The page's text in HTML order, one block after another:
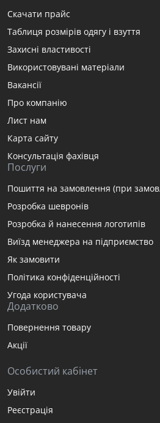
Скачати прайс
Таблиця розмірів одягу і взуття
Захисні властивості
Використовувані матеріали
Вакансії
Про компанію
Лист нам
Карта сайту
Консультація фахівця
Послуги
Пошиття на замовлення (при
Розробка шевронів
Розробка й нанесення логотипів
Виїзд менеджера на підприємство
Як замовити
Політика конфіденційності
Угода користувача
Додатково
Повернення товару
Акції
Особистий кабінет
Увійти
Реєстрація